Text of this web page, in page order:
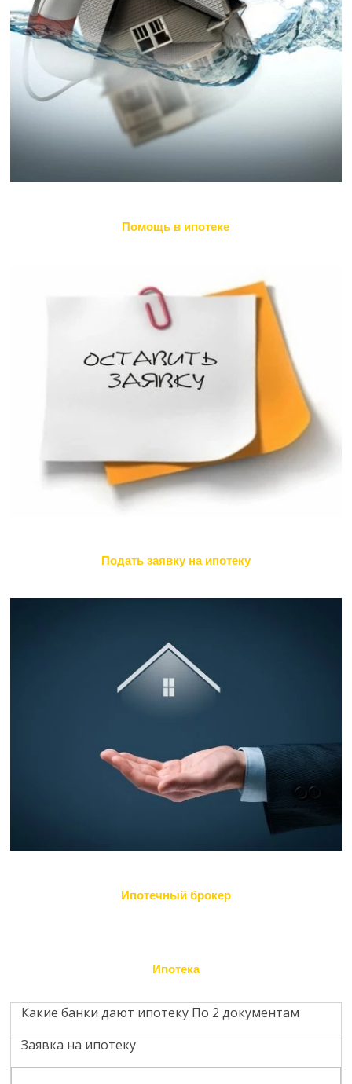
Помощь в ипотеке
Подать заявку на ипотеку
Ипотечный брокер
Ипотека
Какие банки дают ипотеку По 2 документам
Заявка на ипотеку